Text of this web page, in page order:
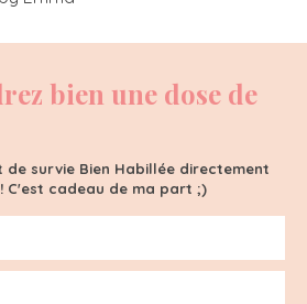
bien une dose de
de survie Bien Habillée directement
C'est cadeau de ma part ;)